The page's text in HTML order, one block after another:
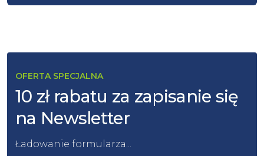
OFERTA SPECJALNA
10 zł rabatu za zapisanie się
na Newsletter
Ładowanie formularza...